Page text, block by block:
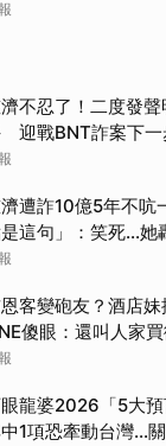
不忍了！二度發
迎戰BNT詐案下一
遭詐10億5年不吭
這句」：笑死...她
被騙
客變砲友？酒店
傻眼：還叫人家
龍婆2026「5大
1項恐牽動台灣...